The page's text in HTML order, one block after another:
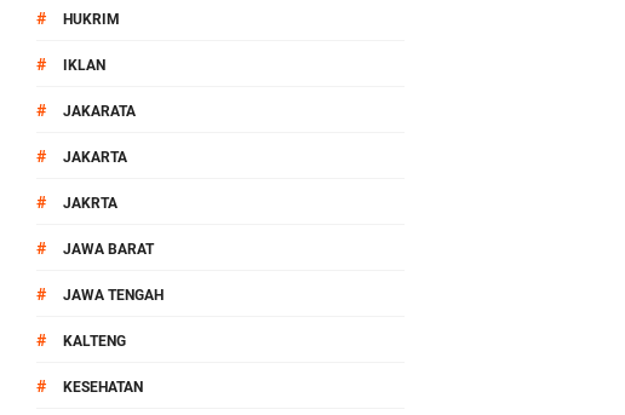
# HUKRIM
# IKLAN
# JAKARATA
# JAKARTA
# JAKRTA
# JAWA BARAT
# JAWA TENGAH
# KALTENG
# KESEHATAN